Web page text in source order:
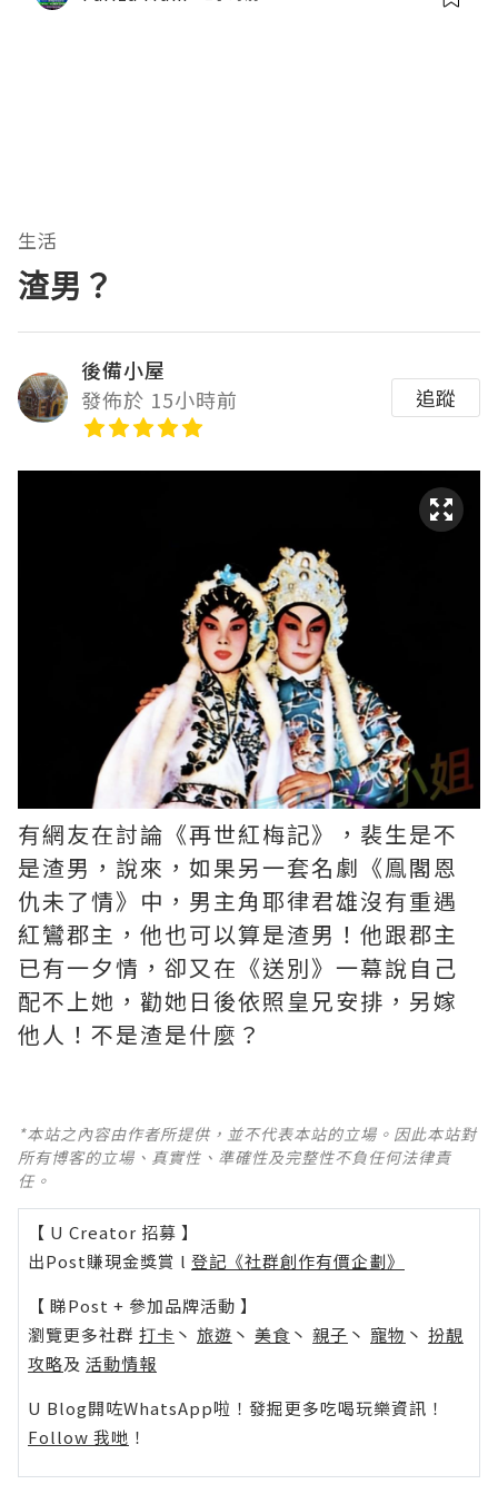
生活
渣男？
後備小屋
發佈於 15小時前
追蹤
有網友在討論《再世紅梅記》，裴生是不
是渣男，說來，如果另一套名劇《鳯閣恩
仇未了情》中，男主角耶律君雄沒有重遇
紅鸞郡主，他也可以算是渣男！他跟郡主
已有一夕情，卻又在《送別》一幕說自己
配不上她，勸她日後依照皇兄安排，另嫁
他人！不是渣是什麼？ ​​​
*本站之內容由作者所提供，並不代表本站的立場。因此本站對
所有博客的立場、真實性、準確性及完整性不負任何法律責
任。
【 U Creator 招募 】
出Post賺現金獎賞 l 登記《社群創作有價企劃》
【 睇Post + 參加品牌活動 】
瀏覽更多社群 打卡 丶 旅遊 丶 美食 丶 親子 丶 寵物 丶 扮靚
攻略及 活動情報
U Blog開咗WhatsApp啦！發掘更多吃喝玩樂資訊！
Follow 我哋 ！